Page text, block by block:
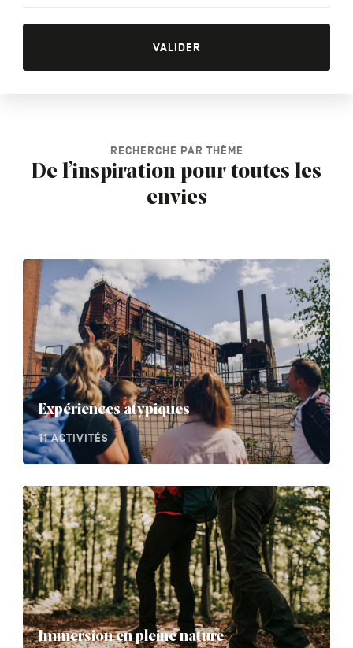
activité,
logement…
VALIDER
RECHERCHE PAR THÈME
De l’inspiration pour toutes les
envies
Expériences atypiques
11 ACTIVITÉS
Immersion en pleine nature